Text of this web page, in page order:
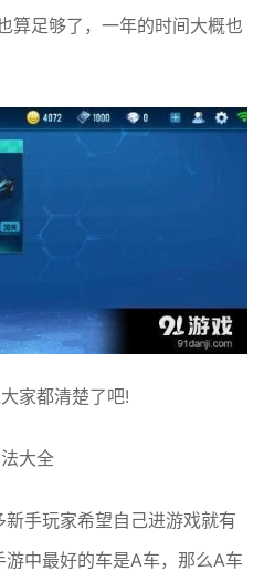
算足够了，一年的时间大概也
家都清楚了吧!
大全
新手玩家希望自己进游戏就有
中最好的车是A车，那么A车